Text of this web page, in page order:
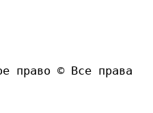
право © Все права